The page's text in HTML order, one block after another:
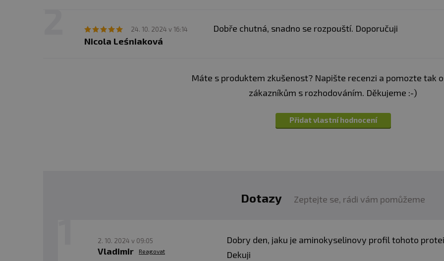
24. 10. 2024 v 16:14
Nicola Leśniaková
Dobře chutná, snadno se rozpouští. Doporučuji
Máte s produktem zkušenost? Napište recenzi a pomozte tak
zákazníkům s rozhodováním. Děkujeme :-)
Přidat vlastní hodnocení
Dotazy Zeptejte se, rádi vám pomůžeme
2. 10. 2024 v 09:05
Vladimir Reagovat
Dobry den, jaku je aminokyselinovy profil tohoto
Dekuji